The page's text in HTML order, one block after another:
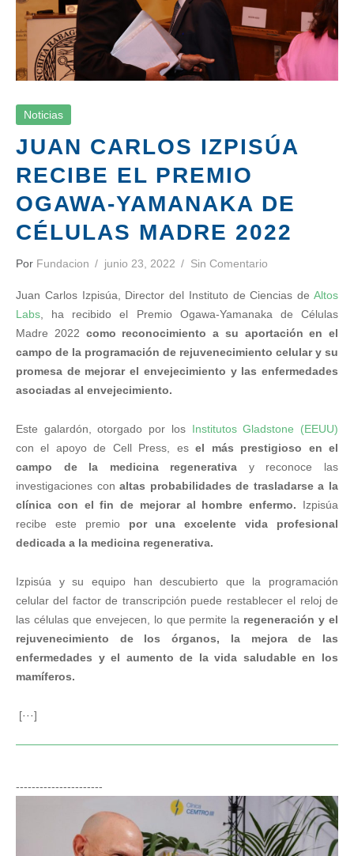
Noticias
Noticias
JUAN CARLOS IZPISÚA
RECIBE EL PREMIO
OGAWA-YAMANAKA DE
CÉLULAS MADRE 2022
Por Fundacion junio 23, 2022 Sin Comentario
Juan Carlos Izpisúa, Director del Instituto de Ciencias de Altos
Labs , ha recibido el Premio Ogawa-Yamanaka de Células
Madre 2022 como reconocimiento a su aportación en el
campo de la programación de rejuvenecimiento celular y su
promesa de mejorar el envejecimiento y las enfermedades
asociadas al envejecimiento.
Este galardón, otorgado por los Institutos Gladstone (EEUU)
con el apoyo de Cell Press, esel más prestigioso en el
campo de la medicina regenerativa y reconoce las
investigaciones conaltas probabilidades de trasladarse a la
clínica con el fin de mejorar al hombre enfermo. Izpisúa
recibe este premiopor una excelente vida profesional
dedicada a la medicina regenerativa.
Izpisúa y su equipo han descubierto que la programación
celular del factor de transcripción puede restablecer el reloj de
las células que envejecen, lo que permite la regeneración y el
rejuvenecimiento de los órganos, la mejora de las
enfermedades y el aumento de la vida saludable en los
mamíferos.
[···]
----------------------